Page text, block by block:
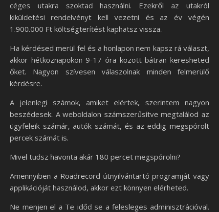
céges utakra szoktad használni. Ezekről az utakról
kiküldetési rendelvényt kell vezetni és az év végén
1.900.000 Ft költségterítést kaphatsz vissza.
Ha kérdésed merül fel és a honlapon nem kapsz rá választ,
akkor hétköznapokon 9-17 óra között bátran keresheted
őket. Nagyon szívesen válaszolnak minden felmerülő
kérdésre.
A jelenlegi számok, amiket elértek, szerintem nagyon
beszédesek. A weboldalon számszerűsítve megtalálod az
ügyfeleik számár, autók számát, és az eddig megspórolt
percek számát is.
Mivel tudsz havonta akár 180 percet megspórolni?
Amennyiben a Roadrecord útnyilvántartó programját vagy
applikációját használod, akkor ezt könnyen elérheted.
Ne menjen el a Te időd se a felesleges adminisztrációval.